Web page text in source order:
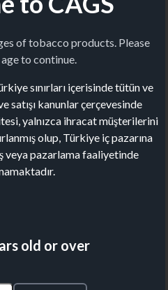
of tobacco products. Please
to continue.
sınırları içerisinde tütün ve
satışı kanunlar çerçevesinde
yalnızca ihracat müşterilerini
olup, Türkiye iç pazarına
veya pazarlama faaliyetinde
old or over